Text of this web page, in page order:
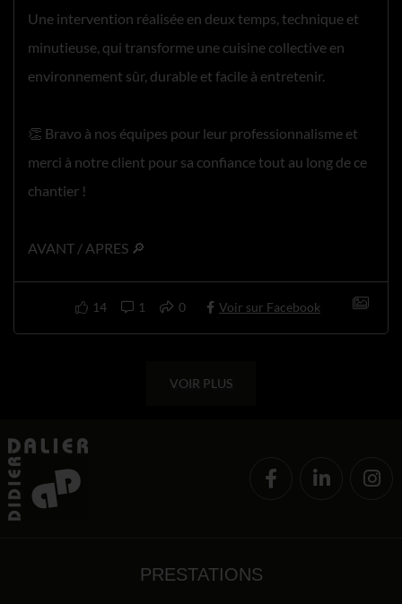
Une intervention réalisée en deux temps, technique et
minutieuse, qui transforme une cuisine collective en
environnement sûr, durable et facile à entretenir.
👏 Bravo à nos équipes pour leur professionnalisme et
merci à notre client pour sa confiance tout au long de ce
chantier !
AVANT / APRES 🔎
14 1 0 Voir sur Facebook
VOIR PLUS
PRESTATIONS